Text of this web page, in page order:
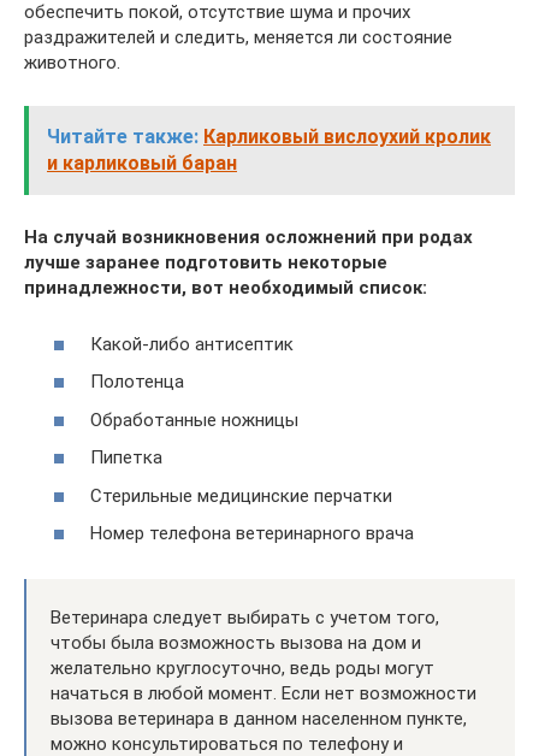
обеспечить покой, отсутствие шума и прочих
раздражителей и следить, меняется ли состояние
животного.
Читайте также: Карликовый вислоухий кролик
и карликовый баран
На случай возникновения осложнений при родах
лучше заранее подготовить некоторые
принадлежности, вот необходимый список:
Какой-либо антисептик
Полотенца
Обработанные ножницы
Пипетка
Стерильные медицинские перчатки
Номер телефона ветеринарного врача
Ветеринара следует выбирать с учетом того,
чтобы была возможность вызова на дом и
желательно круглосуточно, ведь роды могут
начаться в любой момент. Если нет возможности
вызова ветеринара в данном населенном пункте,
можно консультироваться по телефону и